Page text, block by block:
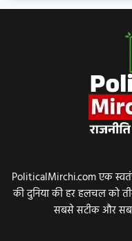
PoliticalMirchi.com एक स्वतंत्र
की दुनिया की हर हलचल को
सबसे सटीक और